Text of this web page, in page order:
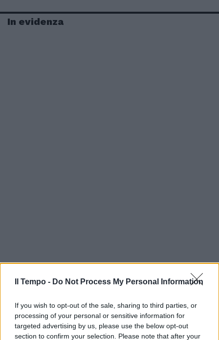
Il Tempo - Do Not Process My Personal Information
If you wish to opt-out of the sale, sharing to third parties, or
processing of your personal or sensitive information for
targeted advertising by us, please use the below opt-out
section to confirm your selection. Please note that after your
In evidenza